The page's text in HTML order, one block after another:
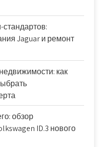
Jaguar и ремонт
как
обзор
ID.3 нового